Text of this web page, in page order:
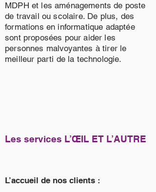
MDPH et les aménagements de poste
de travail ou scolaire. De plus, des
formations en informatique adaptée
sont proposées pour aider les
personnes malvoyantes à tirer le
meilleur parti de la technologie.
Les services L’ŒIL ET L’AUTRE
L’accueil de nos clients :